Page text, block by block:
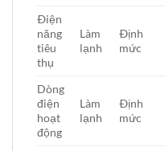
Ðiện
năng
tiêu
thụ
Làm
lạnh
Ðịnh
mức
Dòng
điện
hoạt
động
Làm
lạnh
Ðịnh
mức